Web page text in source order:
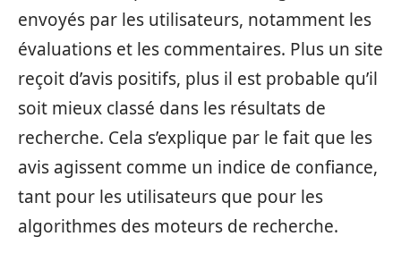
envoyés par les utilisateurs, notamment les
évaluations et les commentaires. Plus un site
reçoit d’avis positifs, plus il est probable qu’il
soit mieux classé dans les résultats de
recherche. Cela s’explique par le fait que les
avis agissent comme un indice de confiance,
tant pour les utilisateurs que pour les
algorithmes des moteurs de recherche.